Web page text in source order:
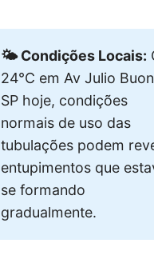
🌤️ Condições Locais:
24°C em Av Julio
SP hoje, condições
normais de uso das
tubulações podem
entupimentos que
se formando
gradualmente.